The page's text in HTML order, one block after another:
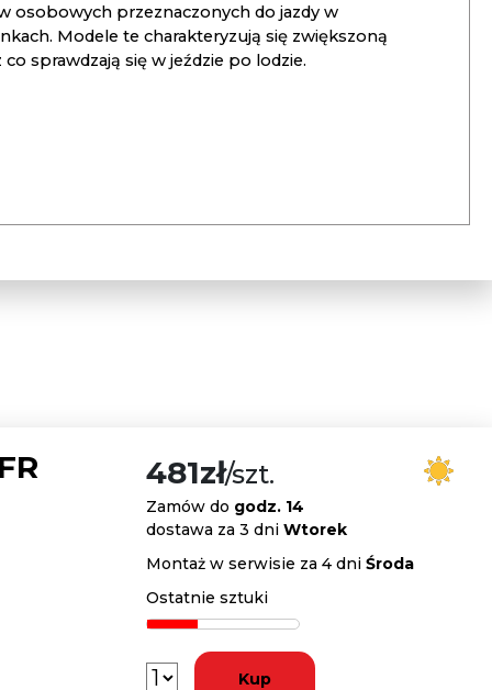
osobowych przeznaczonych do jazdy w
Modele te charakteryzują się zwiększoną
sprawdzają się w jeździe po lodzie.
481zł/szt.
Zamów do godz. 14
dostawa za 3 dni Wtorek
Montaż w serwisie za 4 dni Środa
Ostatnie sztuki
Kup